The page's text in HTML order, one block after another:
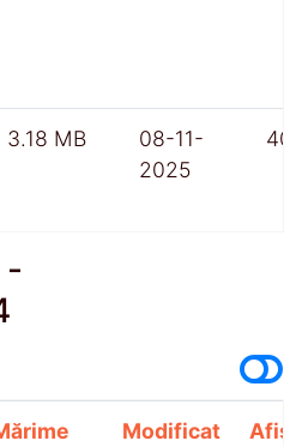
3.18 MB
08-11-
2025
-
Modificat